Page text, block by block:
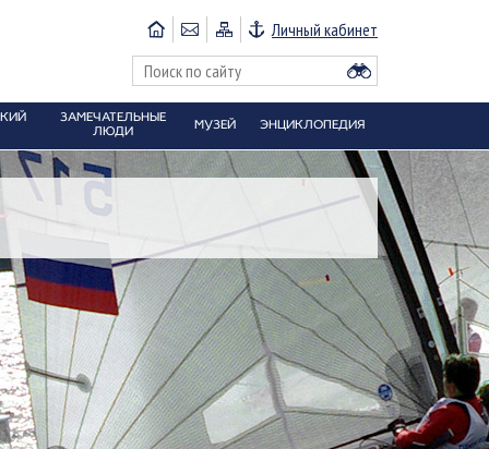
Личный кабинет
ЗАМЕЧАТЕЛЬНЫЕ
ЛЮДИ
МУЗЕЙ ЭНЦИКЛОПЕДИЯ